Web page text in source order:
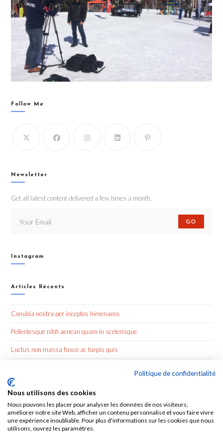
Follow Me
Newsletter
Get all latest content delivered a few times a month.
GO
Instagram
Articles Récents
Conubia nostra per inceptos himenaeos
Pellentesque nibh aenean quam in scelerisque
Luctus non massa fusce ac turpis quis
Politique de confidentialité
Nous utilisons des cookies
Nous pouvons les placer pour analyser les données de nos visiteurs,
améliorer notre site Web, afficher un contenu personnalisé et vous faire vivre
une expérience inoubliable. Pour plus d'informations sur les cookies que nous
utilisons, ouvrez les paramètres.